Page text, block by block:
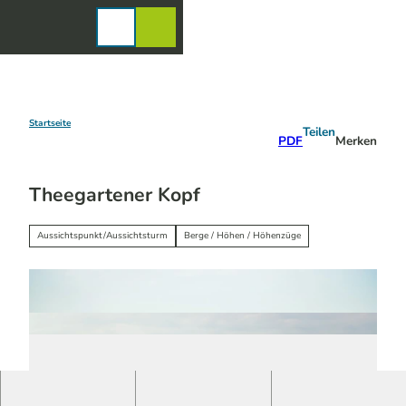
Startseite
PDF
Teilen
Merken
Theegartener Kopf
Aussichtspunkt/Aussichtsturm Berge / Höhen / Höhenzüge